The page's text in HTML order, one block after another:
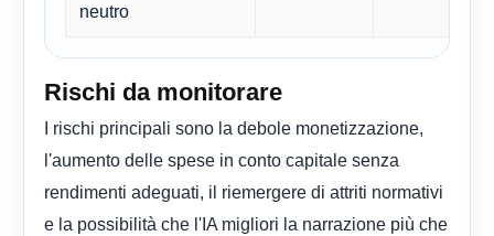
neutro
Rischi da monitorare
I rischi principali sono la debole monetizzazione,
l'aumento delle spese in conto capitale senza
rendimenti adeguati, il riemergere di attriti normativi
e la possibilità che l'IA migliori la narrazione più che